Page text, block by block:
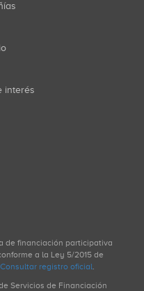
interés
de financiación participativa
a la Ley 5/2015 de
Consultar registro oficial.
Servicios de Financiación